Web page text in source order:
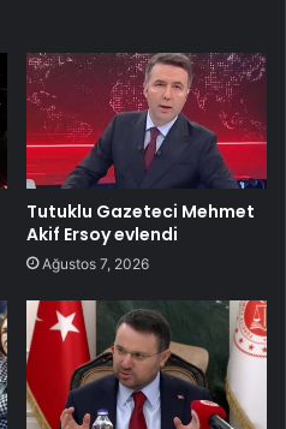
Tutuklu Gazeteci Mehmet
Akif Ersoy evlendi
Ağustos 7, 2026